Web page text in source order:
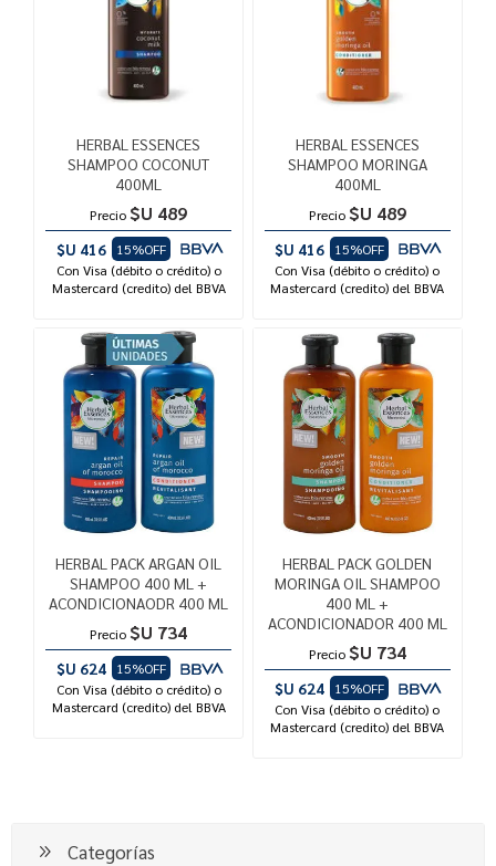
HERBAL ESSENCES
SHAMPOO COCONUT
400ML
Precio $U 489
$U 416
15%OFF
Con Visa (débito o crédito) o
Mastercard (credito) del BBVA
HERBAL ESSENCES
SHAMPOO MORINGA
400ML
Precio $U 489
$U 416
15%OFF
Con Visa (débito o crédito) o
Mastercard (credito) del BBVA
HERBAL PACK ARGAN OIL
SHAMPOO 400 ML +
ACONDICIONAODR 400 ML
Precio $U 734
$U 624
15%OFF
Con Visa (débito o crédito) o
Mastercard (credito) del BBVA
HERBAL PACK GOLDEN
MORINGA OIL SHAMPOO
400 ML +
ACONDICIONADOR 400 ML
Precio $U 734
$U 624
15%OFF
Con Visa (débito o crédito) o
Mastercard (credito) del BBVA
Categorías